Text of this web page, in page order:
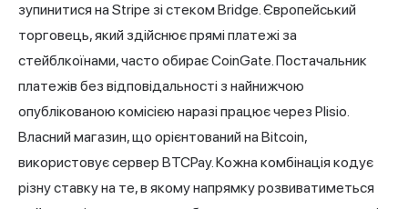
зупинитися на Stripe зі стеком Bridge. Європейський
торговець, який здійснює прямі платежі за
стейблкоїнами, часто обирає CoinGate. Постачальник
платежів без відповідальності з найнижчою
опублікованою комісією наразі працює через Plisio.
Власний магазин, що орієнтований на Bitcoin,
використовує сервер BTCPay. Кожна комбінація кодує
різну ставку на те, в якому напрямку розвиватиметься